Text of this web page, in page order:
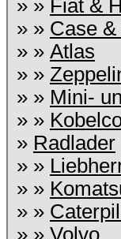
» » Fiat &
» » Case
» » Atlas
» »
» » Mini-
» »
» Radlader
» »
» »
» »
» » Volvo